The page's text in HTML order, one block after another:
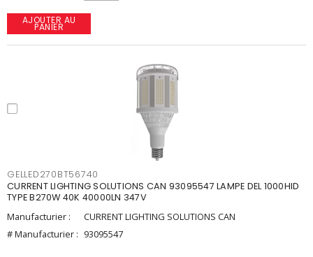
AJOUTER AU
PANIER
GELLED270BT56740
CURRENT LIGHTING SOLUTIONS CAN 93095547 LAMPE DEL 1000HID
TYPE B270W 40K 40000LN 347V
Manufacturier :
CURRENT LIGHTING SOLUTIONS CAN
# Manufacturier : 93095547